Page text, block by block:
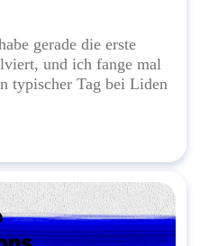
gerade die erste
und ich fange mal
typischer Tag bei Liden